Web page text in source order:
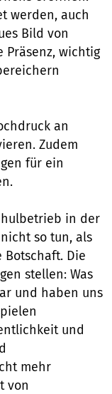
werden, auch
Bild von
wichtig
an
Zudem
für ein
in der
so tun, als
Botschaft. Die
stellen: Was
und haben uns
und
mehr
von